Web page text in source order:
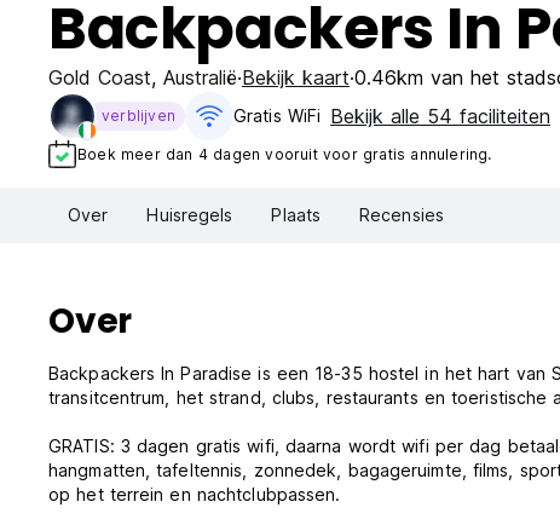
Backpackers In
Gold Coast, Australië Bekijk kaart 0.46km van het
verblijven Gratis WiFi Bekijk alle 54 faciliteiten
Boek meer dan 4 dagen vooruit voor gratis annulering.
Over Huisregels Plaats Recensies
Over
Backpackers In Paradise is een 18-35 hostel in het hart
transitcentrum, het strand, clubs, restaurants en toeristische
GRATIS: 3 dagen gratis wifi, daarna wordt wifi per dag
hangmatten, tafeltennis, zonnedek, bagageruimte, films,
op het terrein en nachtclubpassen.